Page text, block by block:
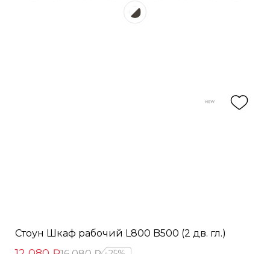
Стоун Шкаф рабочий L800 B500 (2 дв. гл.)